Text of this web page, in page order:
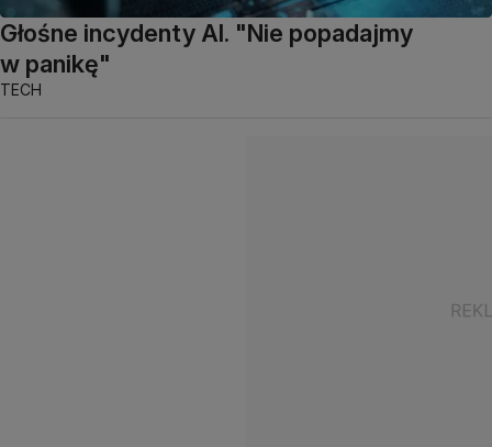
Głośne incydenty AI. "Nie popadajmy
w panikę"
TECH